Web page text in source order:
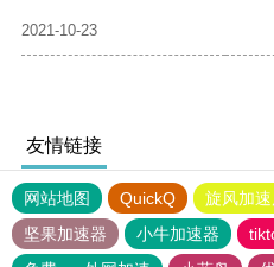
2021-10-23
友情链接
网站地图 QuickQ 旋风加
坚果加速器
小牛加速器